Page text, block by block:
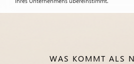
WAS KOMMT ALS